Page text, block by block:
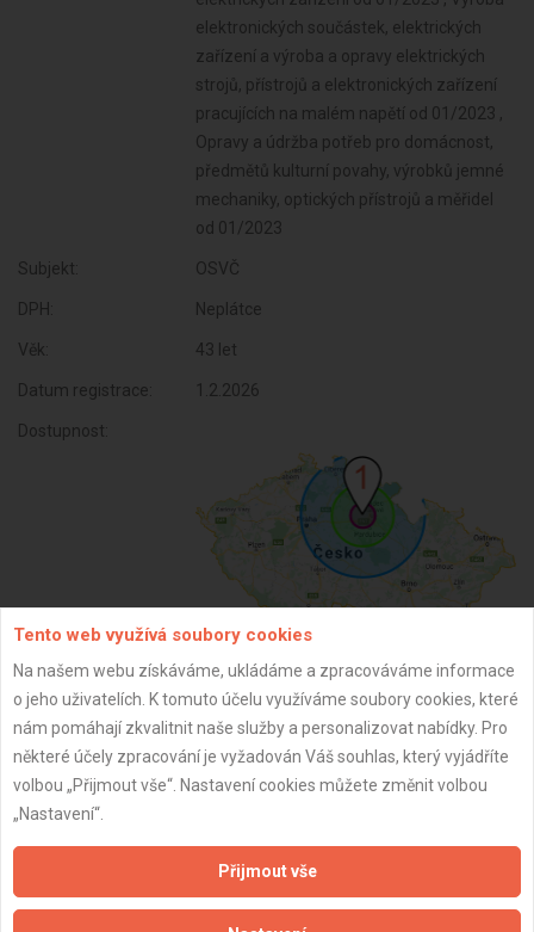
elektronických součástek, elektrických
zařízení a výroba a opravy elektrických
strojů, přístrojů a elektronických zařízení
pracujících na malém napětí od 01/2023 ,
Opravy a údržba potřeb pro domácnost,
předmětů kulturní povahy, výrobků jemné
mechaniky, optických přístrojů a měřidel
od 01/2023
Subjekt: OSVČ
DPH: Neplátce
Věk: 43 let
Datum registrace: 1.2.2026
Dostupnost:
ZPĚT
Aktualizováno z portálu ARES dne 27.07.2026 08:42:40
Tento web využívá soubory cookies
Na našem webu získáváme, ukládáme a zpracováváme informace
o jeho uživatelích. K tomuto účelu využíváme soubory cookies, které
nám pomáhají zkvalitnit naše služby a personalizovat nabídky. Pro
některé účely zpracování je vyžadován Váš souhlas, který vyjádříte
volbou „Přijmout vše“. Nastavení cookies můžete změnit volbou
„Nastavení“.
Přijmout vše